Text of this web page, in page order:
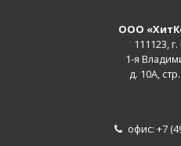
ООО
111123,
1-я
д. 10А,
офис: +7